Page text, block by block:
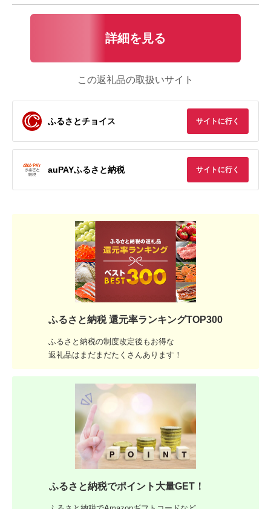
詳細を見る
この返礼品の取扱いサイト
ふるさとチョイス サイトに行く
auPAYふるさと納税 サイトに行く
ふるさと納税 還元率ランキングTOP300
ふるさと納税の制度改定後もお得な
返礼品はまだまだたくさんあります！
ふるさと納税でポイント大量GET！